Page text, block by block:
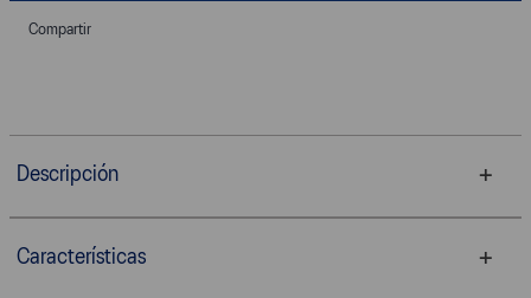
Compartir
Descripción
Características